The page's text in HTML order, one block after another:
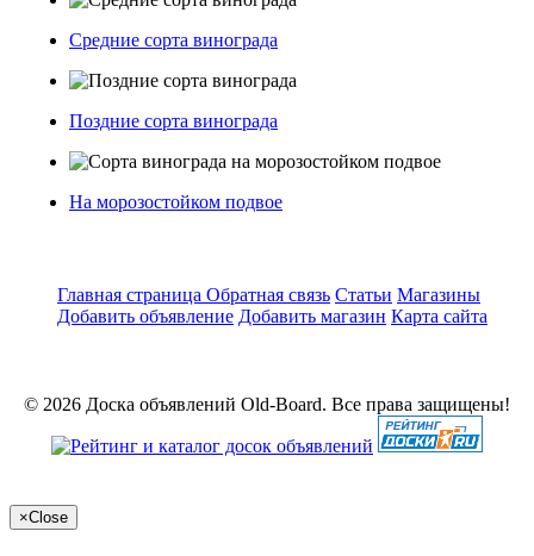
Средние сорта винограда
Поздние сорта винограда
На морозостойком подвое
Главная страница Обратная связь Статьи Магазины
Добавить объявление Добавить магазин Карта сайта
© 2026 Доска объявлений Old-Board. Все права защищены!
×Close